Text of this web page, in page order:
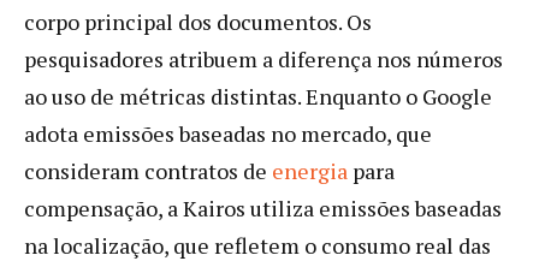
corpo principal dos documentos. Os
pesquisadores atribuem a diferença nos números
ao uso de métricas distintas. Enquanto o Google
adota emissões baseadas no mercado, que
consideram contratos de energia para
compensação, a Kairos utiliza emissões baseadas
na localização, que refletem o consumo real das